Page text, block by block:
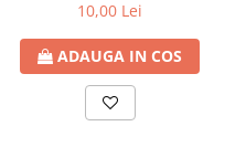
10,00 Lei
ADAUGA IN COS